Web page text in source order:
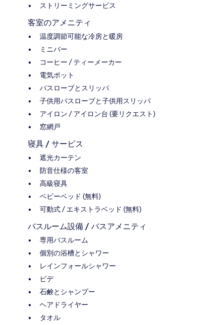
ストリーミングサービス
客室のアメニティ
温度調節可能な冷房と暖房
ミニバー
コーヒー / ティーメーカー
電気ポット
バスローブとスリッパ
子供用バスローブと子供用スリッパ
アイロン / アイロン台 (要リクエスト)
窓網戸
寝具 / サービス
遮光カーテン
防音仕様の客室
高級寝具
ベビーベッド (無料)
可動式 / エキストラベッド (無料)
バスルーム設備 / バスアメニティ
専用バスルーム
個別の浴槽とシャワー
レインフォールシャワー
ビデ
石鹸とシャンプー
ヘアドライヤー
タオル